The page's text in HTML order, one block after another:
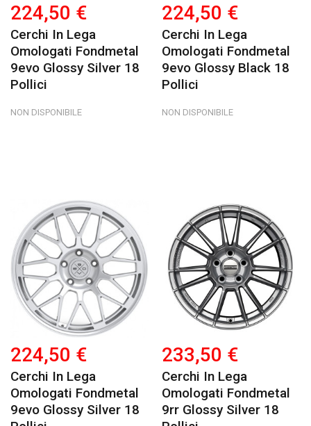
224,50 €
Cerchi In Lega
Omologati Fondmetal
9evo Glossy Silver 18
Pollici
NON DISPONIBILE
224,50 €
Cerchi In Lega
Omologati Fondmetal
9evo Glossy Black 18
Pollici
NON DISPONIBILE
224,50 €
Cerchi In Lega
Omologati Fondmetal
9evo Glossy Silver 18
233,50 €
Cerchi In Lega
Omologati Fondmetal
9rr Glossy Silver 18